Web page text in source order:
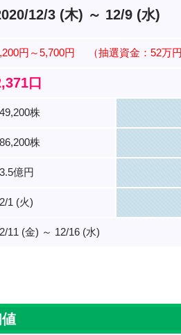
12/3 (木) ～ 12/9 (水)
円～5,700円 （抽選資金：52万
口
株
株
億円
1 (火)
11 (金) ～ 12/16 (水)